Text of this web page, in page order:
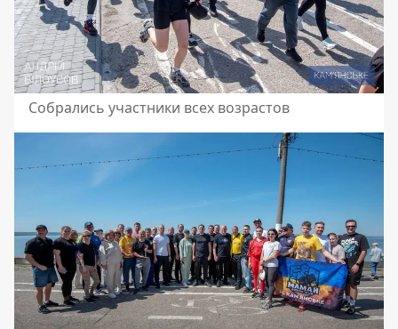
Собрались участники всех возрастов